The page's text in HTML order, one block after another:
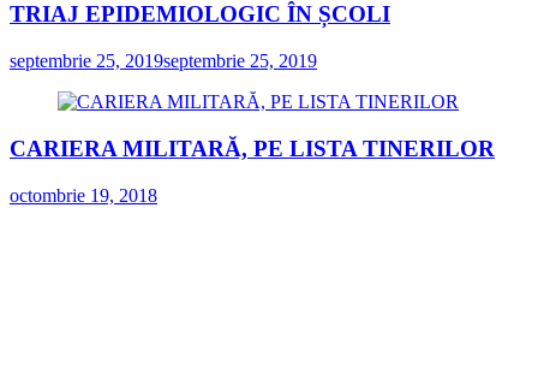
TRIAJ EPIDEMIOLOGIC ÎN ȘCOLI
septembrie 25, 2019septembrie 25, 2019
CARIERA MILITARĂ, PE LISTA TINERILOR
octombrie 19, 2018